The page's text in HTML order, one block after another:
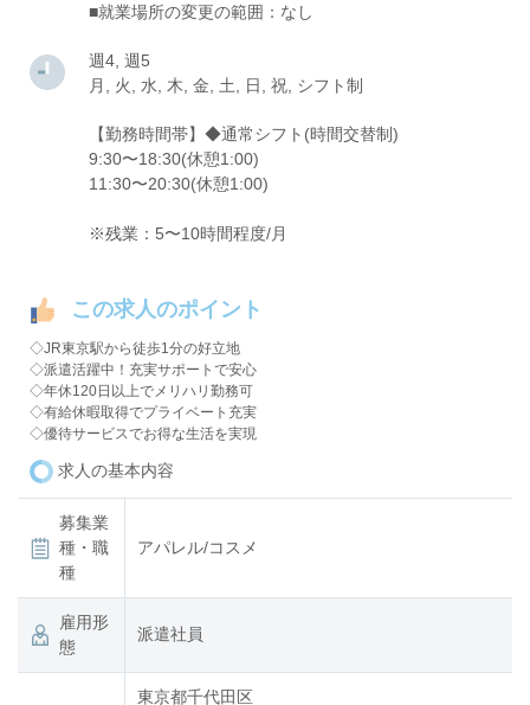
■就業場所の変更の範囲：なし
週4, 週5
月, 火, 水, 木, 金, 土, 日, 祝, シフト制
【勤務時間帯】◆通常シフト(時間交替制)
9:30〜18:30(休憩1:00)
11:30〜20:30(休憩1:00)
※残業：5〜10時間程度/月
この求人のポイント
◇JR東京駅から徒歩1分の好立地
◇派遣活躍中！充実サポートで安心
◇年休120日以上でメリハリ勤務可
◇有給休暇取得でプライベート充実
◇優待サービスでお得な生活を実現
求人の基本内容
募集業
種・職
種
アパレル/コスメ
雇用形
態
派遣社員
東京都千代田区